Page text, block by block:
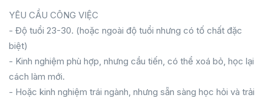
YÊU CẦU CÔNG VIỆC
- Độ tuổi 23-30. (hoặc ngoài độ tuổi nhưng có tố chất đặc
biệt)
- Kinh nghiệm phù hợp, nhưng cầu tiến, có thể xoá bỏ, học lại
cách làm mới.
- Hoặc kinh nghiệm trái ngành, nhưng sẵn sàng học hỏi và trải